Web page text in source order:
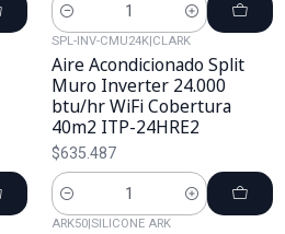
Cantidad
SPL-INV-CMU24K|CLARK
Aire Acondicionado Split
Muro Inverter 24.000
btu/hr WiFi Cobertura
40m2 ITP-24HRE2
$635.487
Cantidad
ARK50|SILICONE ARK